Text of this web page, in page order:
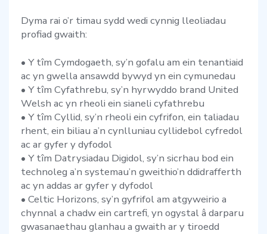
Dyma rai o’r timau sydd wedi cynnig lleoliadau
profiad gwaith:
• Y tîm Cymdogaeth, sy’n gofalu am ein tenantiaid
ac yn gwella ansawdd bywyd yn ein cymunedau
• Y tîm Cyfathrebu, sy’n hyrwyddo brand United
Welsh ac yn rheoli ein sianeli cyfathrebu
• Y tîm Cyllid, sy’n rheoli ein cyfrifon, ein taliadau
rhent, ein biliau a’n cynlluniau cyllidebol cyfredol
ac ar gyfer y dyfodol
• Y tîm Datrysiadau Digidol, sy’n sicrhau bod ein
technoleg a’n systemau’n gweithio’n ddidrafferth
ac yn addas ar gyfer y dyfodol
• Celtic Horizons, sy’n gyfrifol am atgyweirio a
chynnal a chadw ein cartrefi, yn ogystal â darparu
gwasanaethau glanhau a gwaith ar y tiroedd